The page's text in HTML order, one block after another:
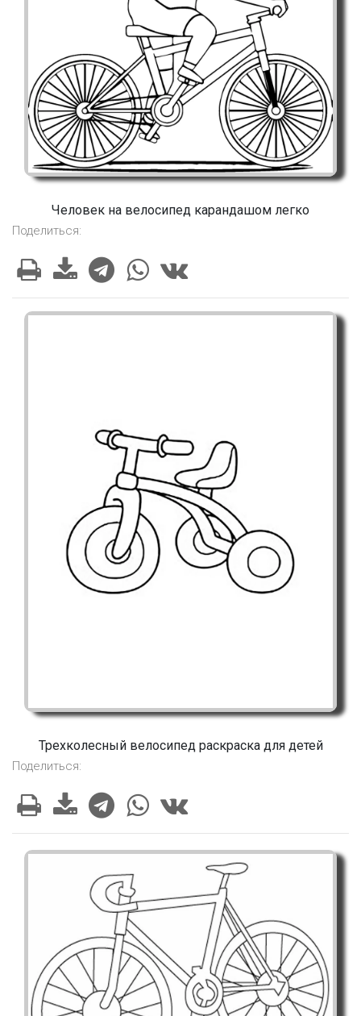
Человек на велосипед карандашом легко
Поделиться:
Трехколесный велосипед раскраска для детей
Поделиться: